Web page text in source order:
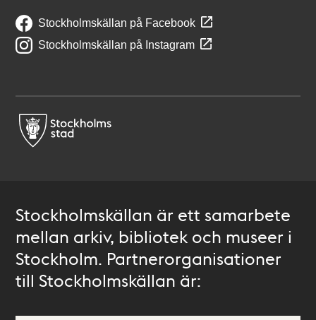
Stockholmskällan på Facebook
Stockholmskällan på Instagram
Stockholmskällan är ett samarbete
mellan arkiv, bibliotek och museer i
Stockholm. Partnerorganisationer
till Stockholmskällan är: